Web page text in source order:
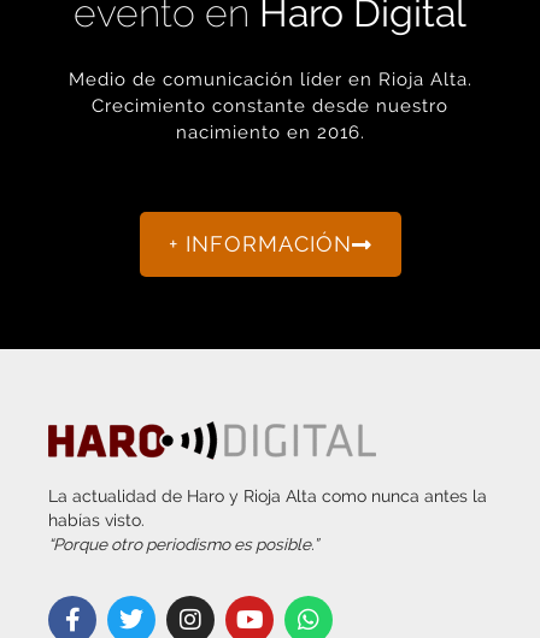
evento en Haro Digital
Medio de comunicación líder en Rioja Alta.
Crecimiento constante desde nuestro
nacimiento en 2016.
+ INFORMACIÓN
La actualidad de Haro y Rioja Alta como nunca antes la
habías visto.
“Porque otro periodismo es posible.”